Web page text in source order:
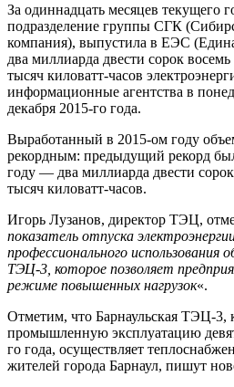
За одиннадцать месяцев текущего
подразделение группы СГК
компания), выпустила в ЕЭС
два миллиарда двести сорок
тысяч киловатт-часов
информационные агентства в
декабря 2015-го года.
Выработанный в 2015-ом году
рекордным: предыдущий рекорд
году — два миллиарда двести
тысяч киловатт-часов.
Игорь Лузанов, директор ТЭЦ,
показатель отпуска
профессионального использования
ТЭЦ-3, которое позволяет
режиме повышенных нагрузок«.
Отметим, что Барнаульская ТЭЦ-3,
промышленную эксплуатацию
го года, осуществляет
жителей города Барнаул, пишут